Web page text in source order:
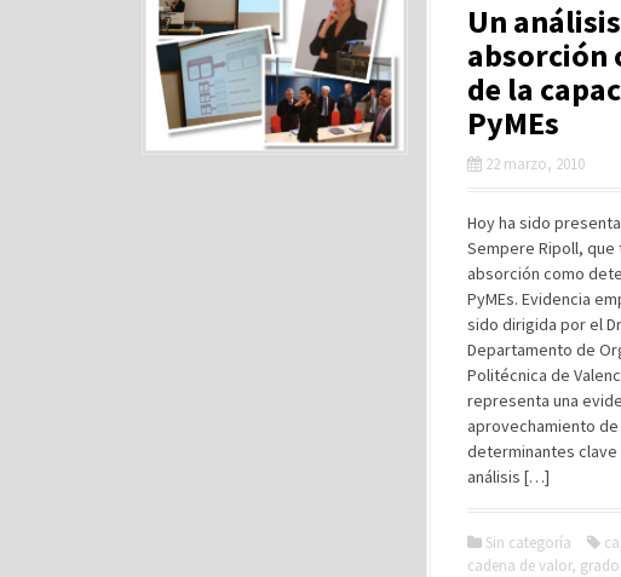
Un
absorción
de la
PyMEs
22 marzo, 2010
Hoy ha sido
Sempere Ripoll, que
absorción como
PyMEs. Evidencia
sido dirigida por el
Departamento de
Politécnica de
representa una
aprovechamiento
determinantes clave
análisis […]
Sin categoría
cadena de valor,